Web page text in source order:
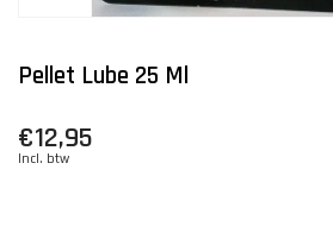
Pellet Lube 25 Ml
€12,95
Incl. btw